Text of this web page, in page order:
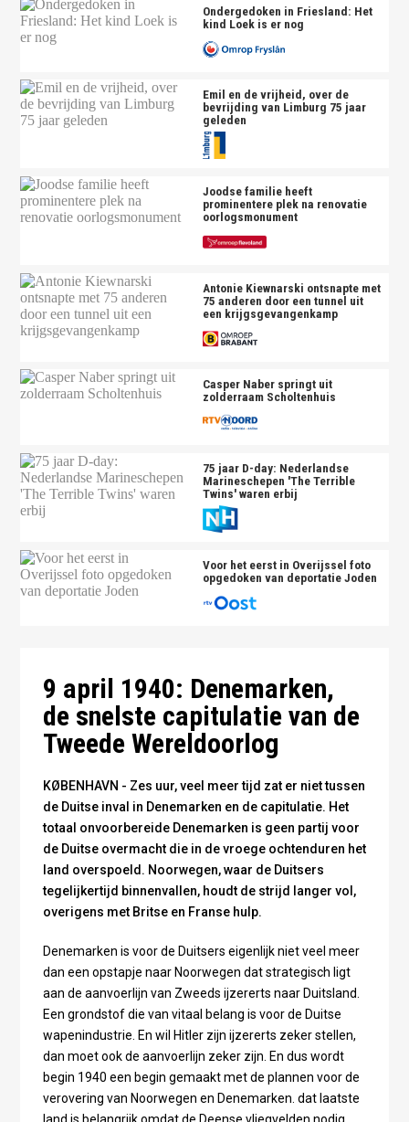
Ondergedoken in Friesland: Het
kind Loek is er nog
Emil en de vrijheid, over de
bevrijding van Limburg 75 jaar
geleden
Joodse familie heeft
prominentere plek na renovatie
oorlogsmonument
Antonie Kiewnarski ontsnapte met
75 anderen door een tunnel uit
een krijgsgevangenkamp
Casper Naber springt uit
zolderraam Scholtenhuis
75 jaar D-day: Nederlandse
Marineschepen 'The Terrible
Twins' waren erbij
Voor het eerst in Overijssel foto
opgedoken van deportatie Joden
9 april 1940: Denemarken,
de snelste capitulatie van de
Tweede Wereldoorlog
KØBENHAVN - Zes uur, veel meer tijd zat er niet tussen
de Duitse inval in Denemarken en de capitulatie. Het
totaal onvoorbereide Denemarken is geen partij voor
de Duitse overmacht die in de vroege ochtenduren het
land overspoeld. Noorwegen, waar de Duitsers
tegelijkertijd binnenvallen, houdt de strijd langer vol,
overigens met Britse en Franse hulp.
Denemarken is voor de Duitsers eigenlijk niet veel meer
dan een opstapje naar Noorwegen dat strategisch ligt
aan de aanvoerlijn van Zweeds ijzererts naar Duitsland.
Een grondstof die van vitaal belang is voor de Duitse
wapenindustrie. En wil Hitler zijn ijzererts zeker stellen,
dan moet ook de aanvoerlijn zeker zijn. En dus wordt
begin 1940 een begin gemaakt met de plannen voor de
verovering van Noorwegen en Denemarken. dat laatste